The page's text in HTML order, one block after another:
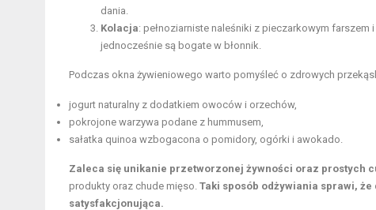
dania.
Kolacja: pełnoziarniste naleśniki z pieczarkowym
jednocześnie są bogate w błonnik.
Podczas okna żywieniowego warto pomyśleć o zdrowych
jogurt naturalny z dodatkiem owoców i orzechów,
pokrojone warzywa podane z hummusem,
sałatka quinoa wzbogacona o pomidory, ogórki i awokado.
Zaleca się unikanie przetworzonej żywności oraz prostych
produkty oraz chude mięso. Taki sposób odżywiania sprawi,
satysfakcjonująca.